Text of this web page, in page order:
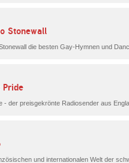
Stonewall
Pride